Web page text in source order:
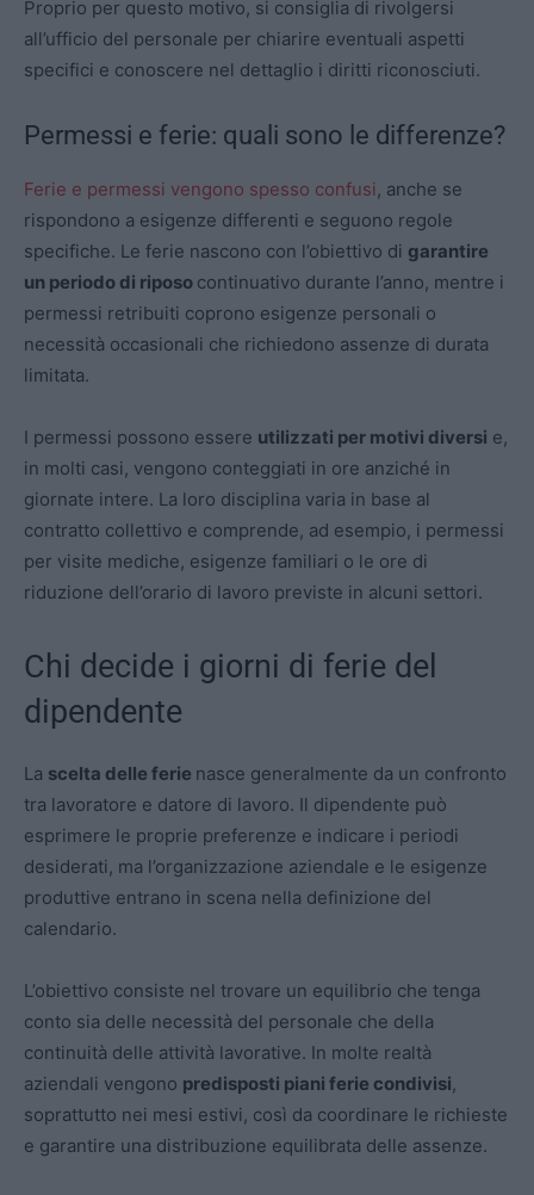
Proprio per questo motivo, si consiglia di rivolgersi
all’ufficio del personale per chiarire eventuali aspetti
specifici e conoscere nel dettaglio i diritti riconosciuti.
Permessi e ferie: quali sono le differenze?
Ferie e permessi vengono spesso confusi, anche se
rispondono a esigenze differenti e seguono regole
specifiche. Le ferie nascono con l’obiettivo di garantire
un periodo di riposo continuativo durante l’anno, mentre i
permessi retribuiti coprono esigenze personali o
necessità occasionali che richiedono assenze di durata
limitata.
I permessi possono essere utilizzati per motivi diversi e,
in molti casi, vengono conteggiati in ore anziché in
giornate intere. La loro disciplina varia in base al
contratto collettivo e comprende, ad esempio, i permessi
per visite mediche, esigenze familiari o le ore di
riduzione dell’orario di lavoro previste in alcuni settori.
Chi decide i giorni di ferie del
dipendente
La scelta delle ferie nasce generalmente da un confronto
tra lavoratore e datore di lavoro. Il dipendente può
esprimere le proprie preferenze e indicare i periodi
desiderati, ma l’organizzazione aziendale e le esigenze
produttive entrano in scena nella definizione del
calendario.
L’obiettivo consiste nel trovare un equilibrio che tenga
conto sia delle necessità del personale che della
continuità delle attività lavorative. In molte realtà
aziendali vengono predisposti piani ferie condivisi,
soprattutto nei mesi estivi, così da coordinare le richieste
e garantire una distribuzione equilibrata delle assenze.